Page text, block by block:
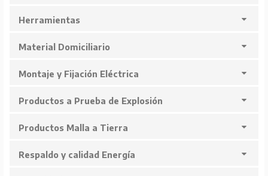
Herramientas
Material Domiciliario
Montaje y Fijación Eléctrica
Productos a Prueba de Explosión
Productos Malla a Tierra
Respaldo y calidad Energía